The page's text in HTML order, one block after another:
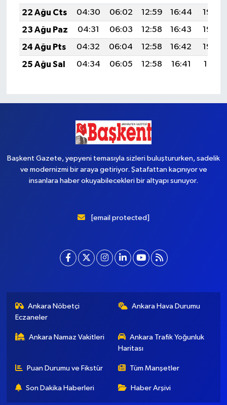
22 Ağu Cts
04:30 06:02 12:59 16:44
19:46
23 Ağu Paz
04:31 06:03 12:58 16:43
19:44
24 Ağu Pts
04:32 06:04 12:58 16:42
19:43
25 Ağu Sal
04:34 06:05 12:58 16:41 19:41
Başkent Gazete, yepyeni temasıyla sizleri buluştururken, sadelik
ve modernizmi bir araya getiriyor. Şatafattan kaçınıyor ve
insanlara haber okuyabilecekleri bir altyapı sunuyor.
[email protected]
Ankara Nöbetçi
Eczaneler
Ankara Hava Durumu
Ankara Namaz Vakitleri
Ankara Trafik Yoğunluk
Haritası
Puan Durumu ve Fikstür Tüm Manşetler
Son Dakika Haberleri Haber Arşivi